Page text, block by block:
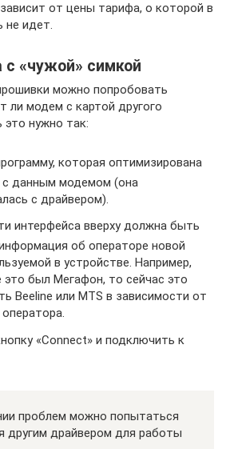
от цены тарифа, о которой в
не идет.
«чужой» симкой
можно попробовать
ли модем с картой другого
это нужно так:
которая оптимизирована
данным модемом (она
с драйвером).
интерфейса вверху должна быть
об операторе новой
в устройстве. Например,
это был Мегафон, то сейчас это
Beeline или MTS в зависимости от
«Connect» и подключить к
проблем можно попытаться
другим драйвером для работы